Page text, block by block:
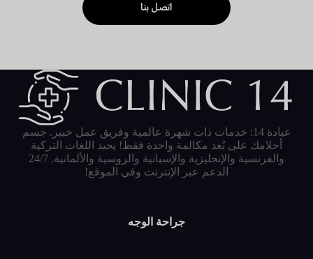
اتصل بنا
عيادة 14: خدمات ذات شهرة عالمية وفريق عمل خبير. جسم
أحلامك على بُعد مكالمة واحدة فقط! يجيد اللغات التركية
والفرنسية والإنجليزية والإسبانية والروسية والألمانية. 24/7
الدعم عبر الإنترنت وفي الموقع!
جراحة الوجه